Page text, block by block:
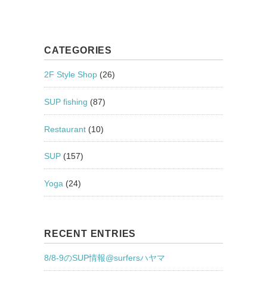
CATEGORIES
2F Style Shop (26)
SUP fishing (87)
Restaurant (10)
SUP (157)
Yoga (24)
RECENT ENTRIES
8/8-9のSUP情報@surfersハヤマ